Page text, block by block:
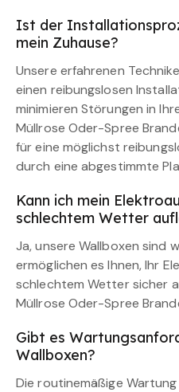
Ist der
mein Zuhause?
Unsere erfahrenen
einen reibungslosen
minimieren Störungen in
Müllrose Oder-Spree
für eine möglichst
durch eine abgestimmte
Kann ich mein
schlechtem Wetter
Ja, unsere Wallboxen sind
ermöglichen es Ihnen, Ihr
schlechtem Wetter sicher
Müllrose Oder-Spree
Gibt es
Wallboxen?
Die routinemäßige